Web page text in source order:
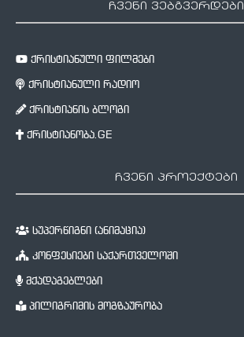
ჩვენი ვებგვერდები
ქრისტიანული ფილმები
ქრისტიანული რადიო
ქრისტიანის ბლოგი
ქრისტიანობა.GE
ჩვენი პროექტები
სუპერწიგნი (ანიმაცია)
კონფესიები საქართველოში
მქადაგებლები
პილიგრიმის მოგზაურობა